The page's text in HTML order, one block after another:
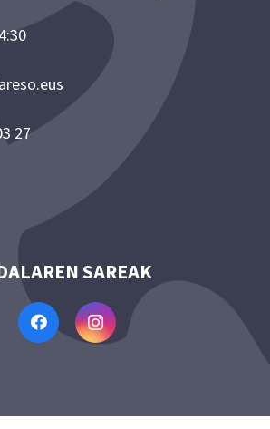
27
SAREAK